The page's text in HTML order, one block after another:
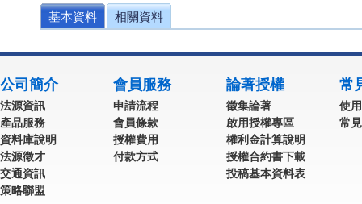
基本資料 相關資料
公司簡介
法源資訊
產品服務
資料庫說明
法源徵才
交通資訊
策略聯盟
會員服務
申請流程
會員條款
授權費用
付款方式
論著授權
徵集論著
啟用授權專區
權利金計算說明
授權合約書下載
投稿基本資料表
常
使
常